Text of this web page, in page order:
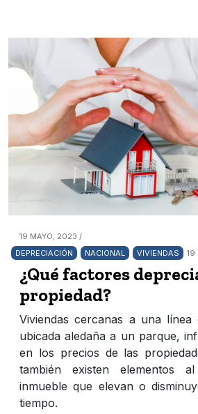
19 MAYO, 2023 /
DEPRECIACIÓN
NACIONAL VIVIENDAS 19
¿Qué factores
propiedad?
Viviendas cercanas a una
ubicada aledaña a un parque,
en los precios de las
también existen elementos
inmueble que elevan o
tiempo.